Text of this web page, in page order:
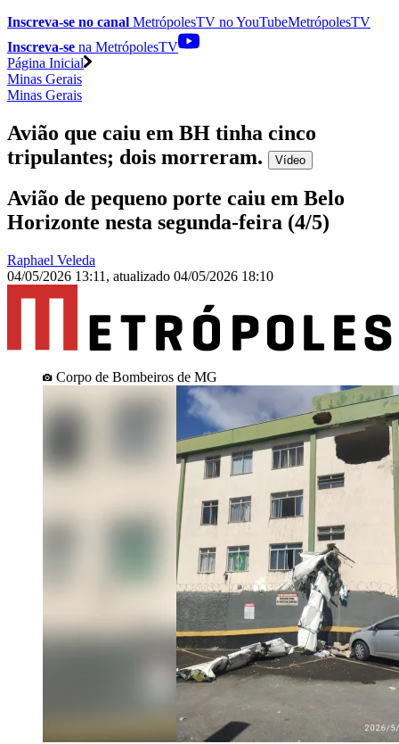
Inscreva-se no canal MetrópolesTV noYouTubeMetrópolesTV
Inscreva-se na MetrópolesTV
Página Inicial
Minas Gerais
Minas Gerais
Avião que caiu em BH tinha cinco
tripulantes; dois morreram. Vídeo
Avião de pequeno porte caiu em Belo
Horizonte nesta segunda-feira (4/5)
Raphael Veleda
04/05/2026 13:11 , atualizado 04/05/2026 18:10
Corpo de Bombeiros de MG